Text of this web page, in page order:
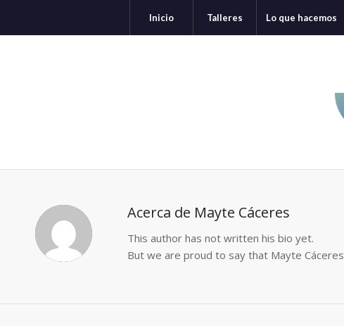
Inicio Talleres Lo que hacemos
Acerca de Mayte Cáceres
This author has not written his bio yet.
But we are proud to say that Mayte Cáceres